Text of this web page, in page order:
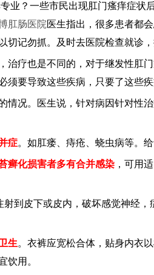
业？一些市民出现肛门瘙痒症状
肛肠医院医生指出，很多患者都
切记勿抓。及时去医院检查就诊
治疗也是不同的，对于继发性肛
须要导致这些疾病，只要了这些疾
情况。医生说，针对病因针对性治
症。如肛瘘、痔疮、蛲虫病等。
癣化损害者多有合并感染 ，可用
射到皮下或皮内，破坏感觉神经
生。衣裤应宽松合体，贴身内衣
饮用。